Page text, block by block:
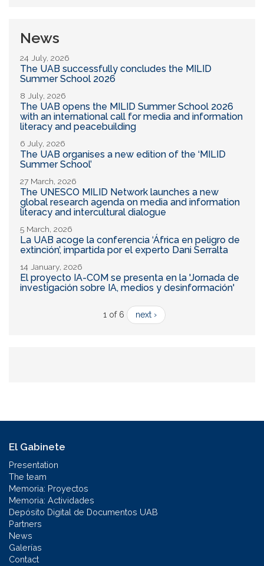
News
24 July, 2026
The UAB successfully concludes the MILID
Summer School 2026
8 July, 2026
The UAB opens the MILID Summer School 2026
with an international call for media and information
literacy and peacebuilding
6 July, 2026
The UAB organises a new edition of the ‘MILID
Summer School’
27 March, 2026
The UNESCO MILID Network launches a new
global research agenda on media and information
literacy and intercultural dialogue
5 March, 2026
La UAB acoge la conferencia ‘África en peligro de
extinción’, impartida por el experto Dani Serralta
14 January, 2026
El proyecto IA-COM se presenta en la 'Jornada de
investigación sobre IA, medios y desinformación'
1 of 6 next ›
El Gabinete
Presentation
The team
Memoria: Proyectos
Memoria: Actividades
Depósito Digital de Documentos UAB
Partners
News
Galerías
Contact